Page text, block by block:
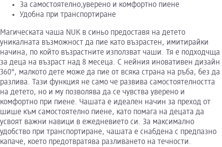
За самостоятелно,уверено и комфортно пиене
Удобна при транспортиране
Магическата чаша NUK в синьо предоставя на детето
уникалната възможност да пие като възрастен, имитирайки
начина, по който възрастните използват чаши. Тя е подходчща
за деца на възраст над 8 месеца. С нейния иновативен дизайн
360°, малкото дете може да пие от всяка страна на ръба, без да
разлива. Тази функция не само че развива самостоятелността
на детето, но и му позволява да се чувства уверено и
комфортно при пиене. Чашата е идеален начин за преход от
шише към самостоятелно пиене, като помага на децата да
усвоят важни навици в ежедневието си. За максимално
удобство при транспортиране, чашата е снабдена с предпазно
капаче, което предотвратява разливането на течности.